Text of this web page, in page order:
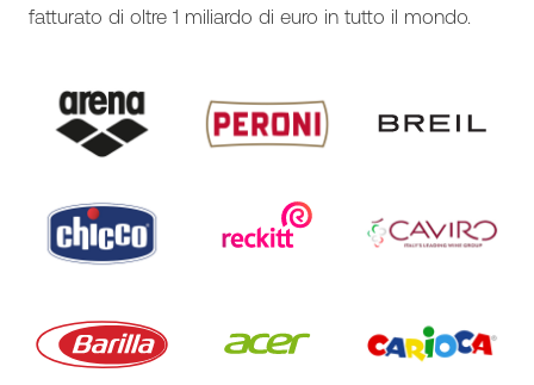
fatturato di oltre 1 miliardo di euro in tutto il mondo.